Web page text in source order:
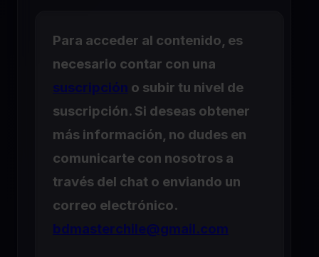
Para acceder al contenido, es
necesario contar con una
suscripción o subir tu nivel de
suscripción. Si deseas obtener
más información, no dudes en
comunicarte con nosotros a
través del chat o enviando un
correo electrónico.
bdmasterchile@gmail.com